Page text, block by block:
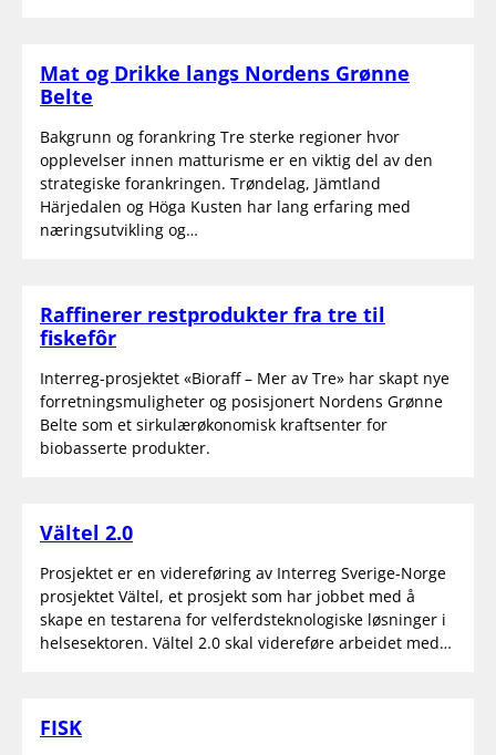
Mat og Drikke langs Nordens Grønne
Belte
Bakgrunn og forankring Tre sterke regioner hvor
opplevelser innen matturisme er en viktig del av den
strategiske forankringen. Trøndelag, Jämtland
Härjedalen og Höga Kusten har lang erfaring med
næringsutvikling og…
Raffinerer restprodukter fra tre til
fiskefôr
Interreg-prosjektet «Bioraff – Mer av Tre» har skapt nye
forretningsmuligheter og posisjonert Nordens Grønne
Belte som et sirkulærøkonomisk kraftsenter for
biobasserte produkter.
Vältel 2.0
Prosjektet er en videreføring av Interreg Sverige-Norge
prosjektet Vältel, et prosjekt som har jobbet med å
skape en testarena for velferdsteknologiske løsninger i
helsesektoren. Vältel 2.0 skal videreføre arbeidet med…
FISK